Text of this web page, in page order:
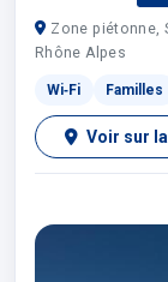
Zone piétonne,
Rhône Alpes
Wi‑Fi Familles
Voir sur